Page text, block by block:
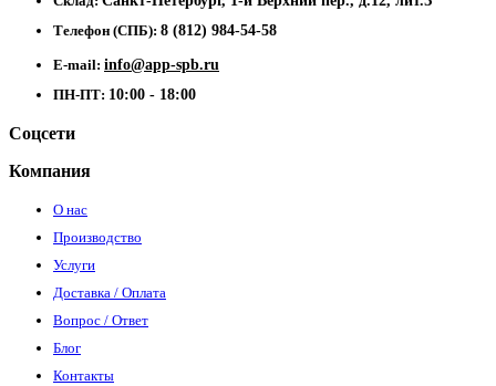
Телефон (СПБ): 8 (812) 984-54-58
E-mail: info@app-spb.ru
ПН-ПТ: 10:00 - 18:00
Соцсети
Компания
О нас
Производство
Услуги
Доставка / Оплата
Вопрос / Ответ
Блог
Контакты